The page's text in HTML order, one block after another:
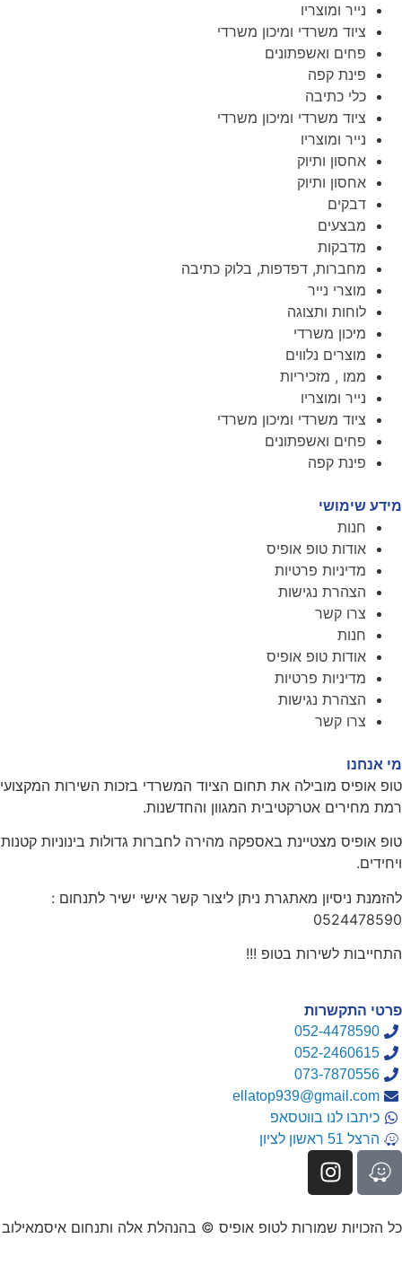
נייר ומוצריו
ציוד משרדי ומיכון משרדי
פחים ואשפתונים
פינת קפה
כלי כתיבה
ציוד משרדי ומיכון משרדי
נייר ומוצריו
אחסון ותיוק
אחסון ותיוק
דבקים
מבצעים
מדבקות
מחברות, דפדפות, בלוק כתיבה
מוצרי נייר
לוחות ותצוגה
מיכון משרדי
מוצרים נלווים
ממו , מזכיריות
נייר ומוצריו
ציוד משרדי ומיכון משרדי
פחים ואשפתונים
פינת קפה
מידע שימושי
חנות
אודות טופ אופיס
מדיניות פרטיות
הצהרת נגישות
צרו קשר
חנות
אודות טופ אופיס
מדיניות פרטיות
הצהרת נגישות
צרו קשר
מי אנחנו
טופ אופיס מובילה את תחום הציוד המשרדי בזכות השירות המקצועי
רמת מחירים אטרקטיבית המגוון והחדשנות.
טופ אופיס מצטיינת באספקה מהירה לחברות גדולות בינוניות קטנות
ויחידים.
להזמנת ניסיון מאתגרת ניתן ליצור קשר אישי ישיר לתנחום :
0524478590
התחייבות לשירות בטופ !!!
פרטי התקשרות
052-4478590
052-2460615
073-7870556
ellatop939@gmail.com
כיתבו לנו בווטסאפ
הרצל 51 ראשון לציון
כל הזכויות שמורות לטופ אופיס © בהנהלת אלה ותנחום איסמאילוב